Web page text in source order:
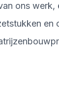
ons
en